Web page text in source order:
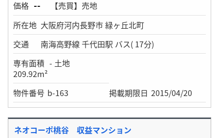
価格 --
【売買】売地
所在地 大阪府河内長野市 緑ヶ丘北町
交通
南海高野線 千代田駅 バス( 17分)
専有面積 - 土地
209.92m²
物件番号 b-163 掲載期限日 2015/04/20
ネオコーポ桃谷 収益マンション